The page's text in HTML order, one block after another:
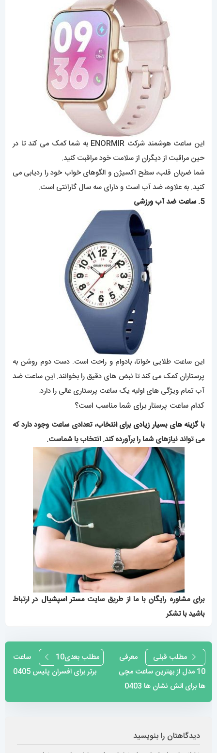
این ساعت هوشمند شرکت ENORMIR به شما کمک می کند تا در
حین مراقبت از دیگران از سلامت خود مراقبت کنید.
شما ضربان قلب، سطح اکسیژن و الگوهای خواب خود را ردیابی می
کنید. به علاوه، ضد آب است و دارای سه سال گارانتی است.
5. ساعت ضد آب ورزشی
این ساعت طلایی خوانا، بادوام و راحت است. دست دوم روشن به
پرستاران کمک می کند تا نبض های دقیق را بخوانند. این ساعت ضد
آب تمام ویژگی های اولیه یک ساعت پرستاری عالی را دارد.
کدام ساعت پرستار برای شما مناسب است؟
باگزینه های بسیار زیادی برای انتخاب، تعدادی ساعت وجود دارد که
می تواند نیازهای شما را برآورده کند. انتخاب با شماست.
برای مشاوره رایگان با ما از طریق سایتمستر اسپشیال در ارتباط
باشید با تشکر
راهبری
نوشته
مطلب قبلی
معرفی
10 مدل از بهترین ساعت مچی
ها برای اتش نشان ها 0403
مطلب بعدی
10 ساعت
برتر برای افسران پلیس 0405
دیدگاهتان را بنویسید